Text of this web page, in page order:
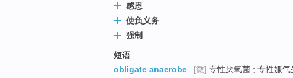
感恩
使负义务
强制
短语
obligate anaerobe
[微] 专性厌氧菌 ; 专性嫌